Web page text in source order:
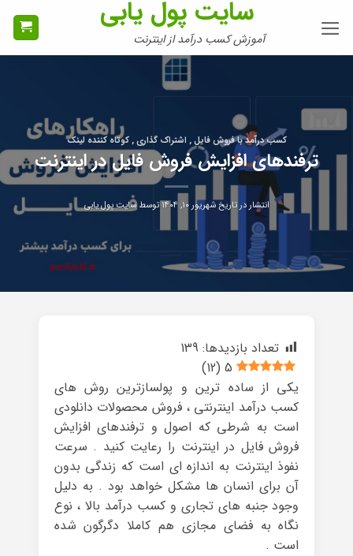
سایت پول یابی
آموزش کسب درآمد از اینترنت
کسب درآمد با فروش فایل , اشتراک گذاری , کوتاه کننده لینک
ترفندهای افزایش فروش فایل در اینترنت
انتشار در تاریخشهریور ۱۰, ۱۴۰۴ توسطسایت پول یابی
تعداد بازدیدها: 139
5
(
12
)
یکی از ساده ترین و پولسازترین روش های
کسب درآمد اینترنتی ، فروش محصولات دانلودی
است به شرطی که اصول و ترفندهای افزایش
فروش فایل در اینترنت را رعایت کنید . سرعت
نفوذ اینترنت به اندازه ای است که زندگی بدون
آن برای انسان ها مشکل خواهد بود . به دلیل
وجود جنبه های تجاری و کسب درآمد بالا ، نوع
نگاه به فضای مجازی هم کاملا دگرگون شده
است .